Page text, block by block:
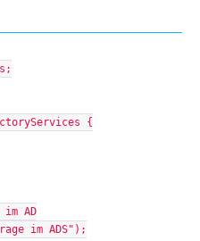
{
AD
im ADS");